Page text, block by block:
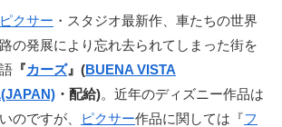
ピクサー ・スタジオ最新作、車たちの世界
の発展により忘れ去られてしまった街を
『カーズ』(BUENA VISTA
・配給)。近年のディズニー作品は
のですが、
ピクサー作品に関しては『フ